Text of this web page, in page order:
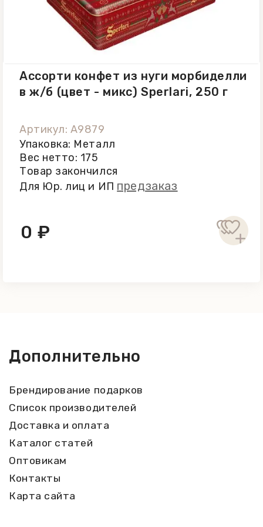
Ассорти конфет из нуги морбиделли
в ж/б (цвет - микс) Sperlari, 250 г
Артикул: A9879
Упаковка: Металл
Вес нетто: 175
Товар закончился
Для Юр. лиц и ИП предзаказ
0 ₽
Дополнительно
Брендирование подарков
Список производителей
Доставка и оплата
Каталог статей
Оптовикам
Контакты
Карта сайта